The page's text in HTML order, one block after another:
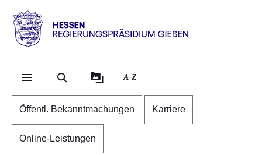
Direkt zum Kopf der
Direkt zum Inhalt
Direkt zum Fuß der
Hessen
RP
A-Z
Öffentl. Bekanntmachungen Karriere
Online-Leistungen